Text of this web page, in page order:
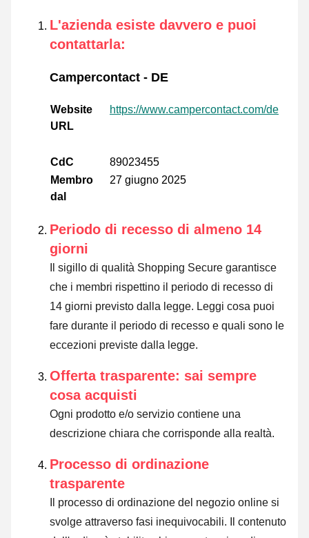
L'azienda esiste davvero e puoi
contattarla:
Campercontact - DE
Website
URL
https://www.campercontact.com/de
CdC
89023455
Membro
dal
27 giugno 2025
Periodo di recesso di almeno 14
giorni
Il sigillo di qualità Shopping Secure garantisce
che i membri rispettino il periodo di recesso di
14 giorni previsto dalla legge. Leggi cosa puoi
fare durante il periodo di recesso e quali sono le
eccezioni previste dalla legge.
Offerta trasparente: sai sempre
cosa acquisti
Ogni prodotto e/o servizio contiene una
descrizione chiara che corrisponde alla realtà.
Processo di ordinazione
trasparente
Il processo di ordinazione del negozio online si
svolge attraverso fasi inequivocabili. Il contenuto